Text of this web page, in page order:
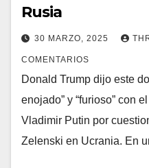
Rusia
30 MARZO, 2025
COMENTARIOS
Donald Trump dijo este
enojado” y “furioso” con
Vladimir Putin por
Zelenski en Ucrania. En